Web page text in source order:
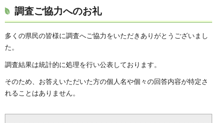
調査ご協力へのお礼
多くの県民の皆様に調査へご協力をいただきありがとうございまし
た。
調査結果は統計的に処理を行い公表しております。
そのため、お答えいただいた方の個人名や個々の回答内容が特定さ
れることはありません。